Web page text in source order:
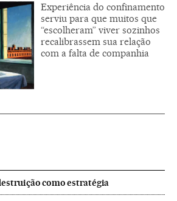
Experiência do confinamento
serviu para que muitos que
“escolheram” viver sozinhos
recalibrassem sua relação
com a falta de companhia
como estratégia